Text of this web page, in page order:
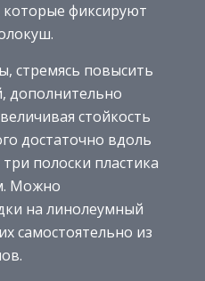
фиксируют
стремясь повысить
дополнительно
стойкость
достаточно вдоль
полоски пластика
Можно
на линолеумный
самостоятельно из